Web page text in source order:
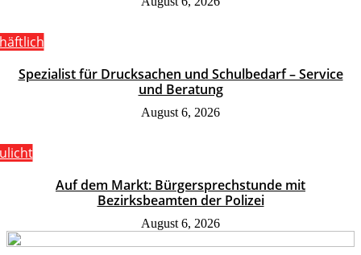
Spezialist für Drucksachen und Schulbedarf – Service
und Beratung
August 6, 2026
Auf dem Markt: Bürgersprechstunde mit
Bezirksbeamten der Polizei
August 6, 2026